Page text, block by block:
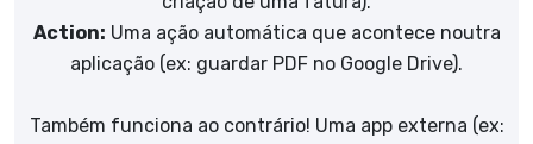
Action: Uma ação automática que acontece noutra
aplicação (ex: guardar PDF no Google Drive).
Também funciona ao contrário! Uma app externa (ex: